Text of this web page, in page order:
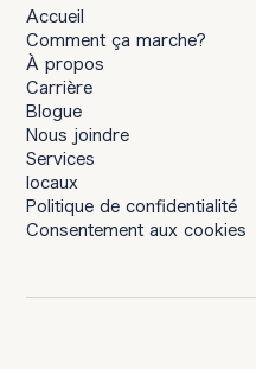
Accueil
Comment ça marche?
À propos
Carrière
Blogue
Nous joindre
Services
locaux
Politique de confidentialité
Consentement aux cookies